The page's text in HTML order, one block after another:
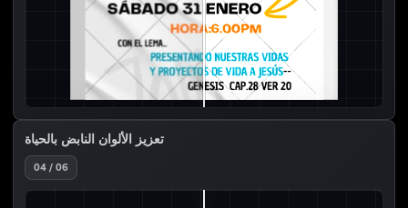
تعزيز الألوان النابض بالحياة
04 / 06